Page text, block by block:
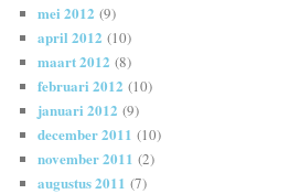
mei 2012 (9)
april 2012 (10)
maart 2012 (8)
februari 2012 (10)
januari 2012 (9)
december 2011 (10)
november 2011 (2)
augustus 2011 (7)